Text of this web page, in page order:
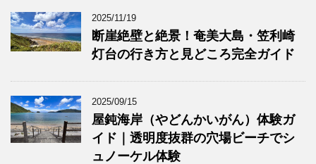
2025/11/19
断崖絶壁と絶景！奄美大島・笠利崎
灯台の行き方と見どころ完全ガイド
2025/09/15
屋鈍海岸（やどんかいがん）体験ガ
イド｜透明度抜群の穴場ビーチでシ
ュノーケル体験